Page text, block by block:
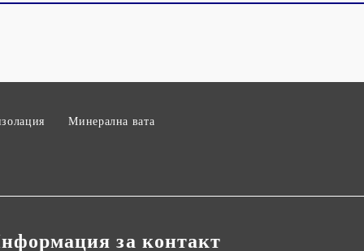
Минерална вата
за контакт